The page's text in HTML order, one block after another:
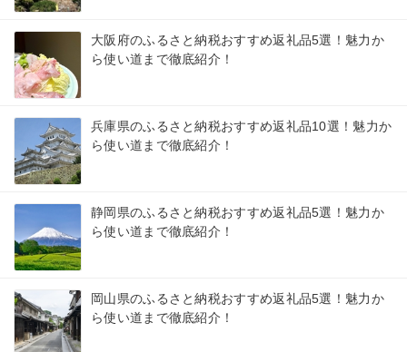
大阪府のふるさと納税おすすめ返礼品5選！魅力か
ら使い道まで徹底紹介！
兵庫県のふるさと納税おすすめ返礼品10選！魅力か
ら使い道まで徹底紹介！
静岡県のふるさと納税おすすめ返礼品5選！魅力か
ら使い道まで徹底紹介！
岡山県のふるさと納税おすすめ返礼品5選！魅力か
ら使い道まで徹底紹介！